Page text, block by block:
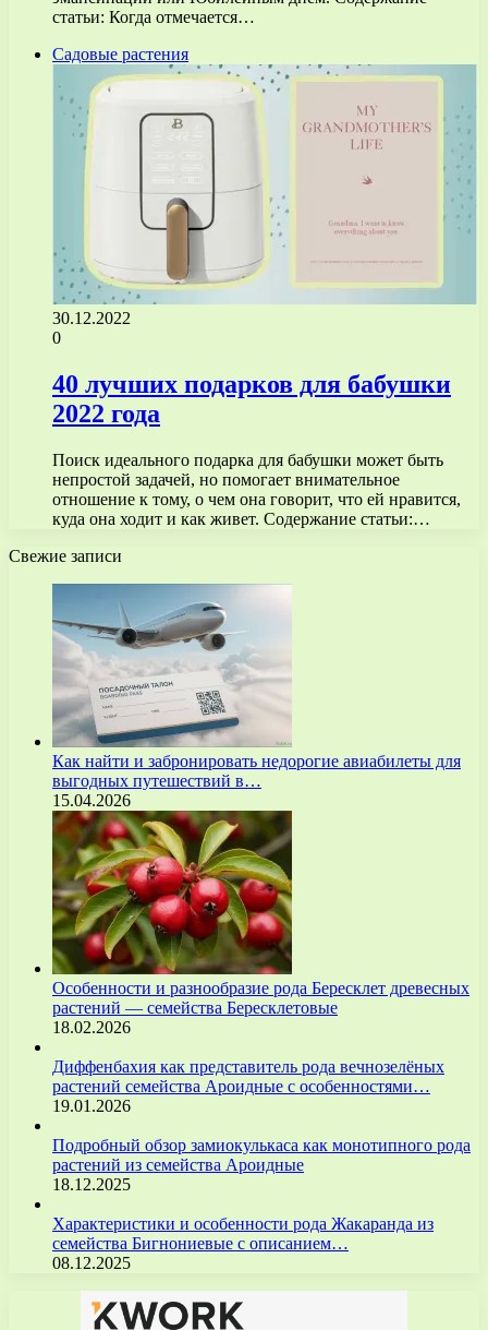
статьи: Когда отмечается…
Садовые растения
30.12.2022
0
40 лучших подарков для бабушки
2022 года
Поиск идеального подарка для бабушки может быть
непростой задачей, но помогает внимательное
отношение к тому, о чем она говорит, что ей нравится,
куда она ходит и как живет. Содержание статьи:…
Свежие записи
Как найти и забронировать недорогие авиабилеты для
выгодных путешествий в…
15.04.2026
Особенности и разнообразие рода Бересклет древесных
растений — семейства Бересклетовые
18.02.2026
Диффенбахия как представитель рода вечнозелёных
растений семейства Ароидные с особенностями…
19.01.2026
Подробный обзор замиокулькаса как монотипного рода
растений из семейства Ароидные
18.12.2025
Характеристики и особенности рода Жакаранда из
семейства Бигнониевые с описанием…
08.12.2025